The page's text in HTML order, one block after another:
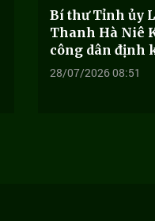
Bí thư Tỉnh ủy
Thanh Hà Niê
công dân định
28/07/2026 08:51